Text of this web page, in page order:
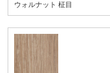
ウォルナット 柾目